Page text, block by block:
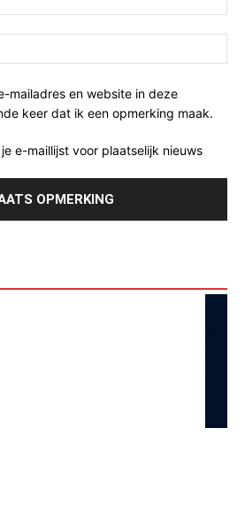
mailadres en website in deze
keer dat ik een opmerking maak.
e-maillijst voor plaatselijk nieuws